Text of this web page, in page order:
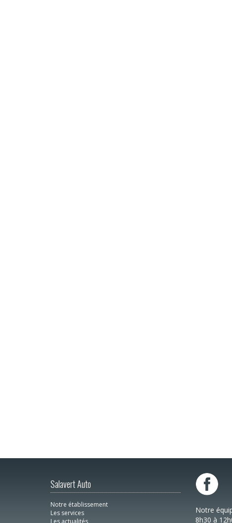
Salavert Auto
Notre établissement
Les services
Notre
8h30 à